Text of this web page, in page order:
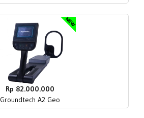
Rp 82.000.000
Groundtech A2 Geo